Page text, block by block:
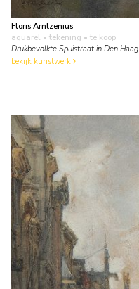
Floris Arntzenius
aquarel • tekening • te koop
Drukbevolkte Spuistraat in Den Haag
bekijk kunstwerk